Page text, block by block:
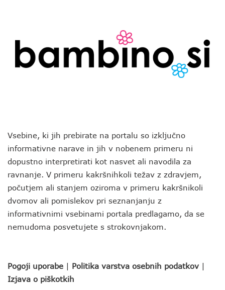
Vsebine, ki jih prebirate na portalu so izključno
informativne narave in jih v nobenem primeru ni
dopustno interpretirati kot nasvet ali navodila za
ravnanje. V primeru kakršnihkoli težav z zdravjem,
počutjem ali stanjem oziroma v primeru kakršnikoli
dvomov ali pomislekov pri seznanjanju z
informativnimi vsebinami portala predlagamo, da se
nemudoma posvetujete s strokovnjakom.
Pogoji uporabe | Politika varstva osebnih podatkov |
Izjava o piškotkih